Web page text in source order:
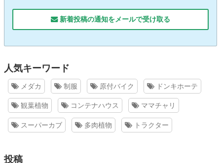
新着投稿の通知をメールで受け取る
人気キーワード
メダカ 制服 原付バイク ドンキホーテ
観葉植物 コンテナハウス ママチャリ
スーパーカブ 多肉植物 トラクター
投稿